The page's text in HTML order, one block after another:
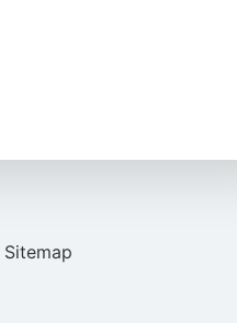
Sitemap